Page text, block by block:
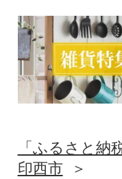
「ふるさと納
印西市